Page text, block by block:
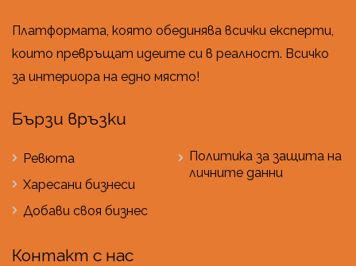
Платформата, която обединява всички експерти,
които превръщат идеите си в реалност. Всичко
за интериора на едно място!
Бързи връзки
Ревюта
Харесани бизнеси
Добави своя бизнес
Политика за защита на
личните данни
Контакт с нас